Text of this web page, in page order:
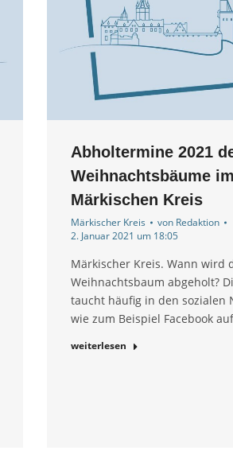
Abholtermine 2021
Weihnachtsbäume im
Märkischen Kreis
Märkischer Kreis von Redaktion
2. Januar 2021 um 18:05
Märkischer Kreis. Wann wird
Weihnachtsbaum abgeholt?
taucht häufig in den sozialen
wie zum Beispiel Facebook
weiterlesen